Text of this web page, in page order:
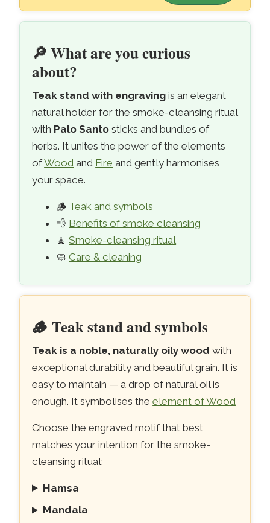
🌳Teak stand with engraving for the
🔎 What are you curious
about?
Teak stand with engraving is an elegant
natural holder for the smoke-cleansing ritual
with Palo Santo sticks and bundles of
herbs. It unites the power of the elements
ofWood and Fire and gently harmonises
your space.
🪵 Teak and symbols
💨 Benefits of smoke cleansing
🧘Smoke-cleansing ritual
🧼Care & cleaning
🪵Teak stand and symbols
Teak is a noble, naturally oily wood with
exceptional durability and beautiful grain. It is
easy to maintain — a drop of natural oil is
enough. It symbolises theelement of Wood
Choose the engraved motif that best
matches your intention for the smoke-
cleansing ritual:
Hamsa
Mandala